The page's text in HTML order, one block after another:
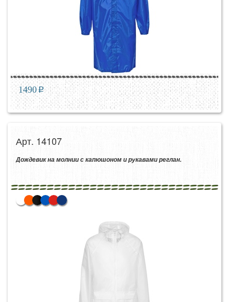
1490p
Арт. 14107
Дождевик на молнии с капюшоном и рукавами реглан.